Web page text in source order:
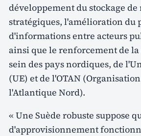
développement du stockage de
stratégiques, l'amélioration du
d'informations entre acteurs
ainsi que le renforcement de
sein des pays nordiques, de
(UE) et de l'OTAN
l'Atlantique Nord).
« Une Suède robuste suppose
d'approvisionnement